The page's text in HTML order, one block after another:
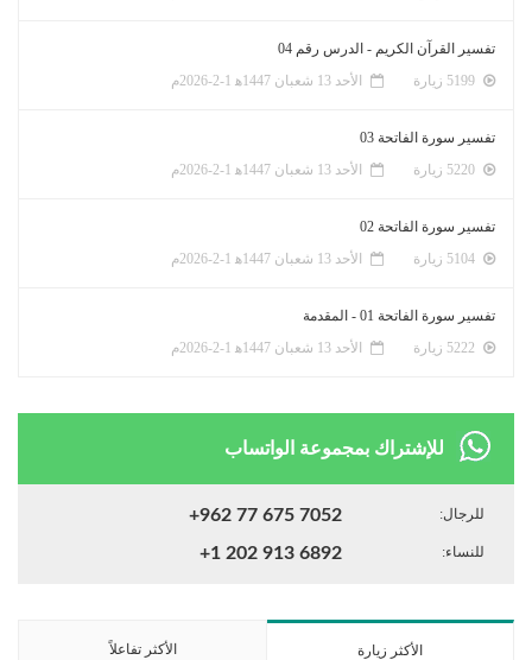
تفسير القرآن الكريم - الدرس رقم 04
الأحد 13 شعبان 1447ﻫ 1-2-2026م
تفسير سورة الفاتحة 03
الأحد 13 شعبان 1447ﻫ 1-2-2026م
تفسير سورة الفاتحة 02
الأحد 13 شعبان 1447ﻫ 1-2-2026م
تفسير سورة الفاتحة 01 - المقدمة
الأحد 13 شعبان 1447ﻫ 1-2-2026م
للإشتراك بمجموعة الواتساب
للرجال: +962 77 675 7052
للنساء: +1 202 913 6892
الأكثر زيارة الأكثر تفاعلاً